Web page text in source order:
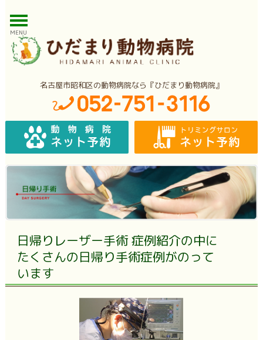
MENU
名古屋市昭和区の動物病院なら『ひだまり動物病院』
日帰りレーザー手術 症例紹介の中に
たくさんの日帰り手術症例がのって
います